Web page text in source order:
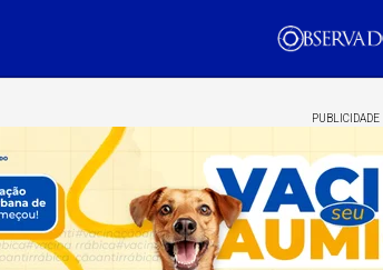
PUBLICIDADE